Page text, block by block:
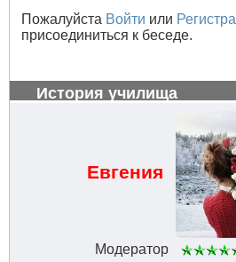
Пожалуйста Войти или
присоединиться к беседе.
История училища
Евгения
Модератор